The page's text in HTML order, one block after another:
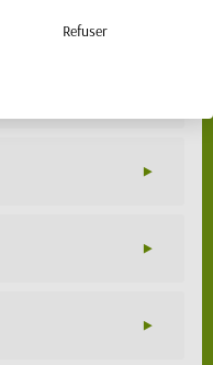
Ajouter au panier
Refuser